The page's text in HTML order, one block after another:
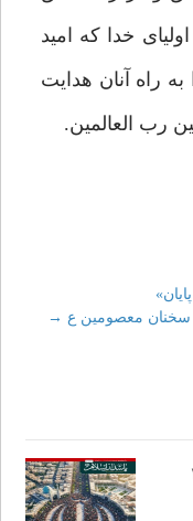
خدا كه اميد
راه آنان هدايت
رب العالمين.
سخنان معصومين ع →